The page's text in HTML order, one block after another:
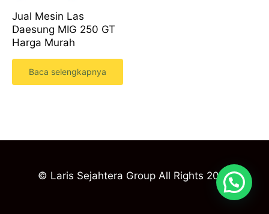
Jual Mesin Las
Daesung MIG 250 GT
Harga Murah
Baca selengkapnya
© Laris Sejahtera Group All Rights 2023